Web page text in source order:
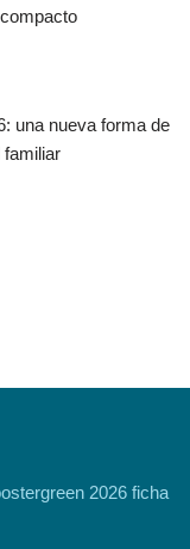
una nueva forma de
familiar
2026 ficha